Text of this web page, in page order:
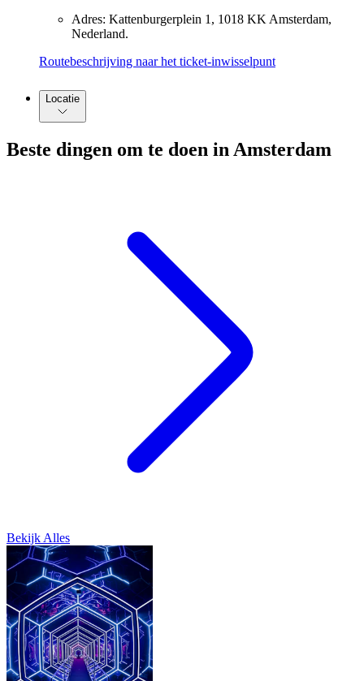
Adres: Kattenburgerplein 1, 1018 KK Amsterdam,
Nederland.
Routebeschrijving naar het ticket-inwisselpunt
Locatie
Beste dingen om te doen in Amsterdam
Bekijk Alles